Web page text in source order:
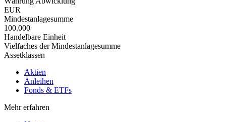
EUR
Mindestanlagesumme
100.000
Handelbare Einheit
Vielfaches der Mindestanlagesumme
Assetklassen
Aktien
Anleihen
Fonds & ETFs
Mehr erfahren